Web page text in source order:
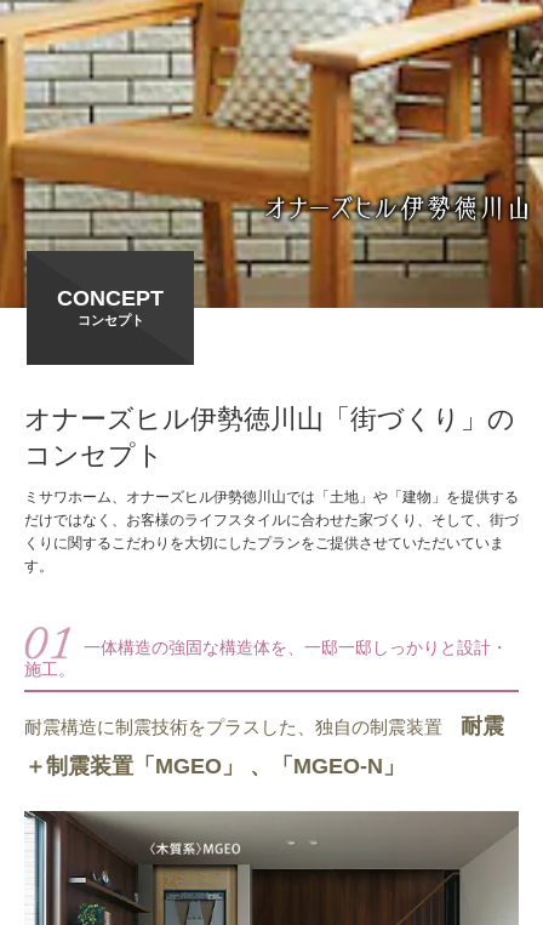
CONCEPT
コンセプト
オナーズヒル伊勢徳川山「街づくり」の
コンセプト
ミサワホーム、オナーズヒル伊勢徳川山では「土地」や「建物」を提供する
だけではなく、お客様のライフスタイルに合わせた家づくり、そして、街づ
くりに関するこだわりを大切にしたプランをご提供させていただいていま
す。
一体構造の強固な構造体を、一邸一邸しっかりと設計・
施工。
耐震構造に制震技術をプラスした、独自の制震装置 耐震
＋制震装置「MGEO」 、「MGEO-N」